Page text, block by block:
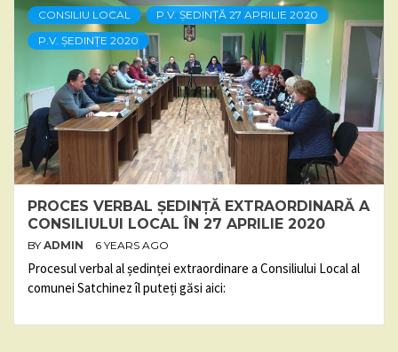
CONSILIU LOCAL
P.V. ȘEDINȚĂ 27 APRILIE 2020
P.V. ȘEDINȚE 2020
PROCES VERBAL ȘEDINȚĂ EXTRAORDINARĂ A
CONSILIULUI LOCAL ÎN 27 APRILIE 2020
BY ADMIN 6 YEARS AGO
Procesul verbal al ședinței extraordinare a Consiliului Local al
comunei Satchinez îl puteți găsi aici: